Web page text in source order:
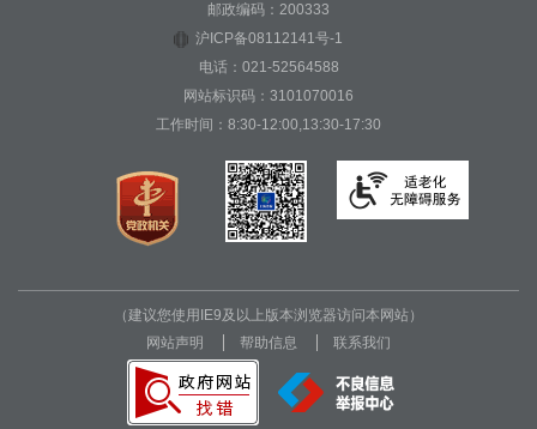
邮政编码：200333
沪ICP备08112141号-1
电话：021-52564588
网站标识码：3101070016
工作时间：8:30-12:00,13:30-17:30
（建议您使用IE9及以上版本浏览器访问本网站）
网站声明
帮助信息 联系我们